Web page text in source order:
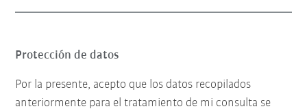
Protección de datos
Por la presente, acepto que los datos recopilados
anteriormente para el tratamiento de mi consulta se